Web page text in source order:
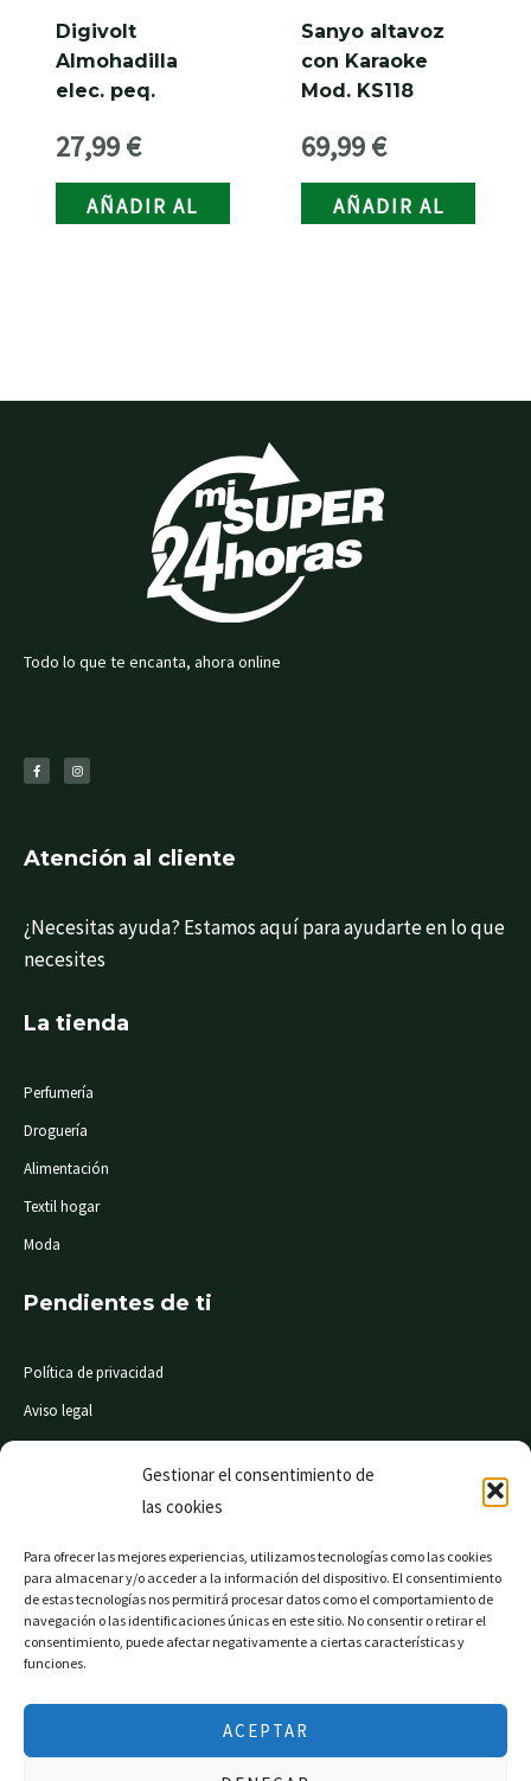
Gestionar el consentimiento de
las cookies
Para ofrecer las mejores experiencias, utilizamos tecnologías como las cookies
para almacenar y/o acceder a la información del dispositivo. El consentimiento
de estas tecnologías nos permitirá procesar datos como el comportamiento de
navegación o las identificaciones únicas en este sitio. No consentir o retirar el
consentimiento, puede afectar negativamente a ciertas características y
funciones.
ACEPTAR
Digivolt
Almohadilla
elec. peq.
EB-300
27,99€
AÑADIR AL
CARRITO
Sanyo altavoz
con Karaoke
Mod. KS118
69,99€
AÑADIR AL
CARRITO
Todo lo que te encanta, ahora online
c
e
b
s
t
a
Atención al cliente
¿Necesitas ayuda? Estamos aquí para ayudarte en lo que
necesites
La tienda
Perfumería
Droguería
Alimentación
Textil hogar
Moda
Pendientes de ti
Política de privacidad
Aviso legal
© Mi Súper 24 horas. Todos los derechos reservados
Página web financiada por el Programa KIT Digital. Plan